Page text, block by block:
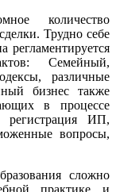
количество
Трудно себе
регламентируется
Семейный,
различные
бизнес также
в процессе
регистрация ИП,
вопросы,
сложно
практике и